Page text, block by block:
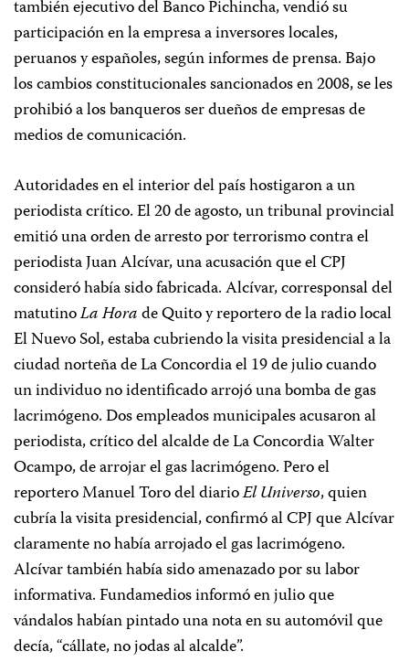
también ejecutivo del Banco Pichincha, vendió su
participación en la empresa a inversores locales,
peruanos y españoles, según informes de prensa. Bajo
los cambios constitucionales sancionados en 2008, se les
prohibió a los banqueros ser dueños de empresas de
medios de comunicación.
Autoridades en el interior del país hostigaron a un
periodista crítico. El 20 de agosto, un tribunal provincial
emitió una orden de arresto por terrorismo contra el
periodista Juan Alcívar, una acusación que el CPJ
consideró había sido fabricada. Alcívar, corresponsal del
matutinoLa Horade Quito y reportero de la radio local
El Nuevo Sol, estaba cubriendo la visita presidencial a la
ciudad norteña de La Concordia el 19 de julio cuando
un individuo no identificado arrojó una bomba de gas
lacrimógeno. Dos empleados municipales acusaron al
periodista, crítico del alcalde de La Concordia Walter
Ocampo, de arrojar el gas lacrimógeno. Pero el
reportero Manuel Toro del diarioEl Universo, quien
cubría la visita presidencial, confirmó al CPJ que Alcívar
claramente no había arrojado el gas lacrimógeno.
Alcívar también había sido amenazado por su labor
informativa. Fundamedios informó en julio que
vándalos habían pintado una nota en su automóvil que
decía, “cállate, no jodas al alcalde”.